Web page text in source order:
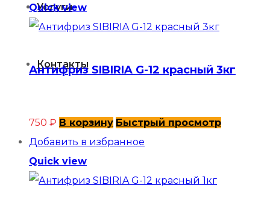
Услуги
Контакты
Quick view
Антифриз SIBIRIA G-12 красный 3кг
750 ₽ В корзину Быстрый просмотр
Добавить в избранное
Quick view